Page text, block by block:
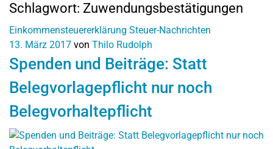
Schlagwort: Zuwendungsbestätigungen
Einkommensteuererklärung Steuer-Nachrichten
13. März 2017 von Thilo Rudolph
Spenden und Beiträge: Statt
Belegvorlagepflicht nur noch
Belegvorhaltepflicht